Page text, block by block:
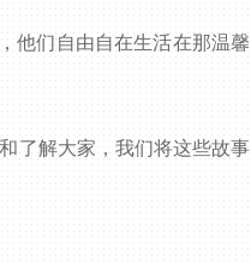
他们自由自在生活在那温馨
了解大家，我们将这些故事